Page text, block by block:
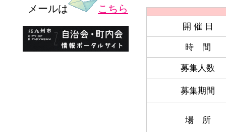
開 催 日
時 間
募集人数
募集期間
場 所
メールは こちら